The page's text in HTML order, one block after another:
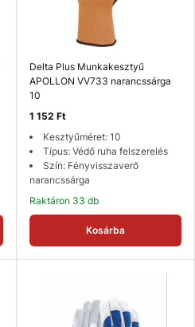
Delta Plus Munkakesztyű
APOLLON VV733 narancssárga
10
1 152 Ft
Kesztyűméret: 10
Típus: Védő ruha felszerelés
Szín: Fényvisszaverő
narancssárga
Raktáron 33 db
Kosárba